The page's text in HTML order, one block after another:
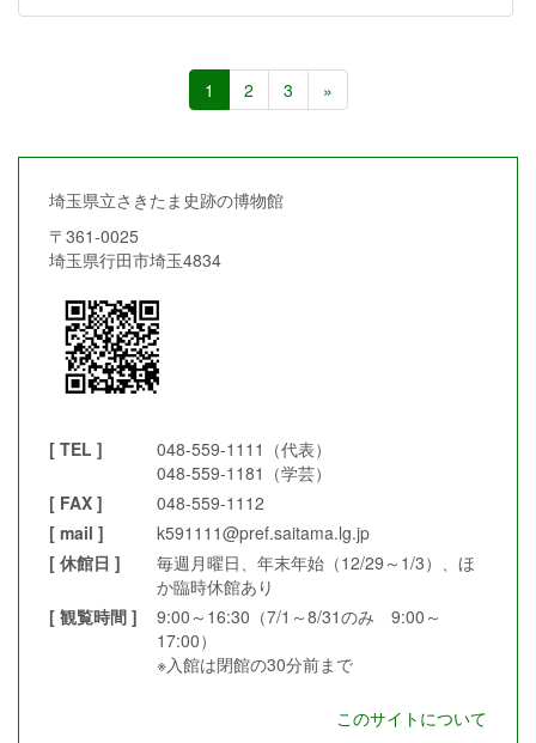
1 2 3 »
埼玉県立さきたま史跡の博物館
〒361-0025
埼玉県行田市埼玉4834
[ TEL ]
048-559-1111（代表）
048-559-1181（学芸）
[ FAX ]
048-559-1112
[ mail ]
k591111@pref.saitama.lg.jp
[ 休館日 ]
毎週月曜日、年末年始（12/29～1/3）、ほ
か臨時休館あり
[ 観覧時間 ]
9:00～16:30（7/1～8/31のみ 9:00～
17:00）
※入館は閉館の30分前まで
このサイトについて